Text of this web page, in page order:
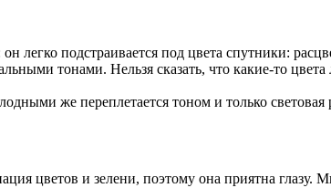
легко подстраивается под цвета спутники:
тонами. Нельзя сказать, что какие-то
же переплетается тоном и только
цветов и зелени, поэтому она приятна